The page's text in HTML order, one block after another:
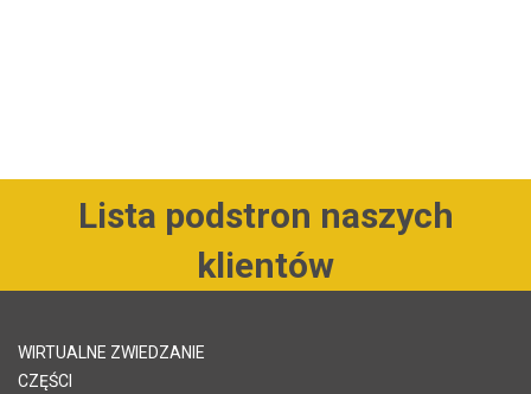
Lista podstron naszych
klientów
WIRTUALNE ZWIEDZANIE
CZĘŚCI